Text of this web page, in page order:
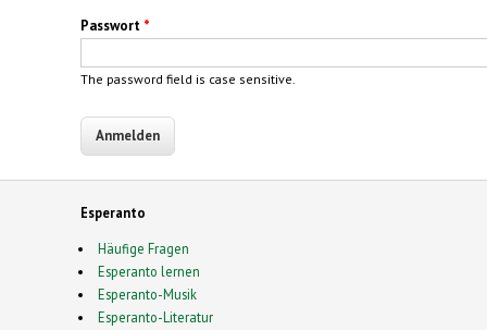
Passwort *
The password field is case sensitive.
Esperanto
Häufige Fragen
Esperanto lernen
Esperanto-Musik
Esperanto-Literatur